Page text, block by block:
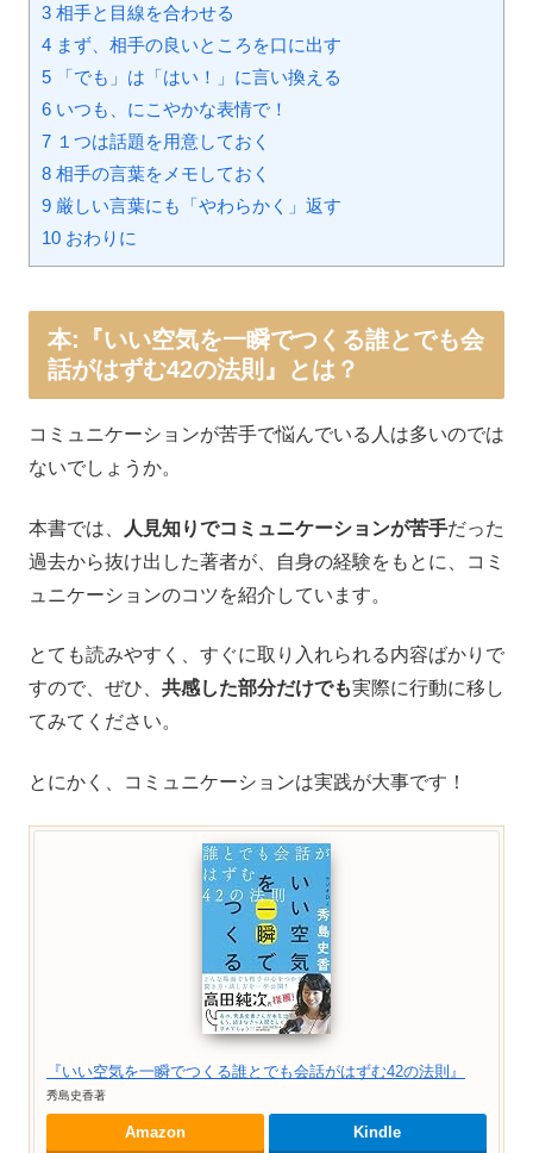
3 相手と目線を合わせる
4 まず、相手の良いところを口に出す
5 「でも」は「はい！」に言い換える
6 いつも、にこやかな表情で！
7 １つは話題を用意しておく
8 相手の言葉をメモしておく
9 厳しい言葉にも「やわらかく」返す
10 おわりに
本:『いい空気を一瞬でつくる誰とでも会
話がはずむ42の法則』とは？
コミュニケーションが苦手で悩んでいる人は多いのでは
ないでしょうか。
本書では、 人見知りでコミュニケーションが苦手だった
過去から抜け出した著者が、自身の経験をもとに、コミ
ュニケーションのコツを紹介しています。
とても読みやすく、すぐに取り入れられる内容ばかりで
すので、ぜひ、 共感した部分だけでも実際に行動に移し
てみてください。
とにかく、コミュニケーションは実践が大事です！
『いい空気を一瞬でつくる誰とでも会話がはずむ42の法則』
秀島史香著
Amazon Kindle